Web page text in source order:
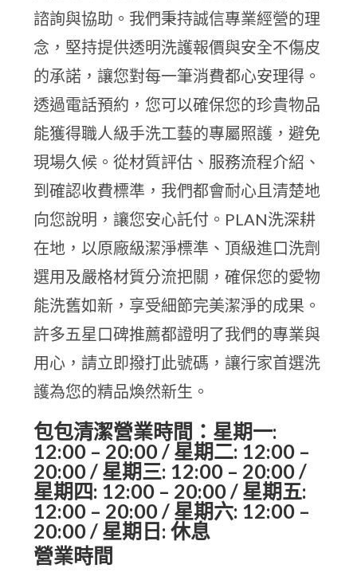
諮詢與協助。我們秉持誠信專業經營的理
念，堅持提供透明洗護報價與安全不傷皮
的承諾，讓您對每一筆消費都心安理得。
透過電話預約，您可以確保您的珍貴物品
能獲得職人級手洗工藝的專屬照護，避免
現場久候。從材質評估、服務流程介紹、
到確認收費標準，我們都會耐心且清楚地
向您說明，讓您安心託付。PLAN洗深耕
在地，以原廠級潔淨標準、頂級進口洗劑
選用及嚴格材質分流把關，確保您的愛物
能洗舊如新，享受細節完美潔淨的成果。
許多五星口碑推薦都證明了我們的專業與
用心，請立即撥打此號碼，讓行家首選洗
護為您的精品煥然新生。
包包清潔營業時間：星期一:
12:00 – 20:00 / 星期二: 12:00 –
20:00 / 星期三: 12:00 – 20:00 /
星期四: 12:00 – 20:00 / 星期五:
12:00 – 20:00 / 星期六: 12:00 –
20:00 / 星期日: 休息
營業時間